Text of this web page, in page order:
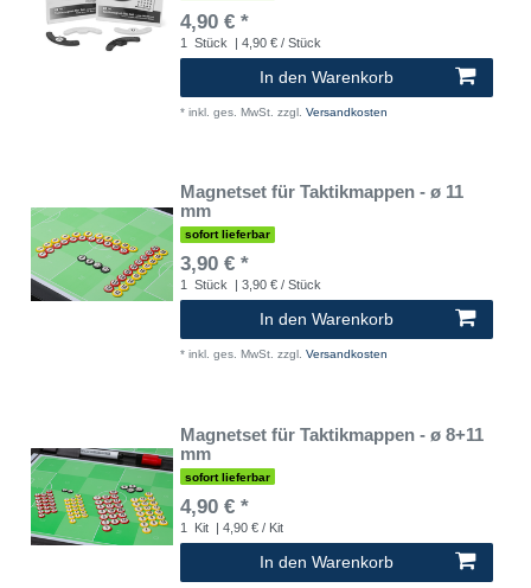
4,90 € *
1 Stück | 4,90 € / Stück
In den Warenkorb
* inkl. ges. MwSt. zzgl. Versandkosten
Magnetset für Taktikmappen - ø 11
mm
sofort lieferbar
3,90 € *
1 Stück | 3,90 € / Stück
In den Warenkorb
* inkl. ges. MwSt. zzgl. Versandkosten
Magnetset für Taktikmappen - ø 8+11
mm
sofort lieferbar
4,90 € *
1 Kit | 4,90 € / Kit
In den Warenkorb